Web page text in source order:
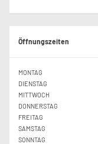
Öffnungszeiten
MONTAG
DIENSTAG
MITTWOCH
DONNERSTAG
FREITAG
SAMSTAG
SONNTAG